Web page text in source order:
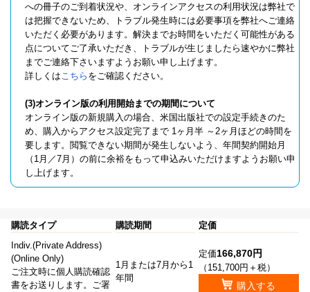
への冊子のご到着状況や、オンラインアクセスの利用状況は弊社で
は把握できないため、トラブル発生時には必要事項を弊社へご連絡
いただく必要があります。解決までお時間をいただく可能性がある
点についてご了承いただき、トラブルが生じましたら速やかに弊社
までご連絡下さいますようお願い申し上げます。
詳しくはこちら をご確認ください。
(3)オンライン版の利用開始までの期間について
オンライン版の新規購入の場合、米国出版社での設定手続きのた
め、購入からアクセス設定完了まで 1ヶ月半 ～2ヶ月ほどの時間を
要します。閲覧できない期間が発生しないよう、年間契約開始月
（1月／7月）の前に余裕をもって申込みいただけますようお願い申
し上げます。
購読タイプ 購読期間
定価
Indiv.(Private Address)
(Online Only)
ご注文時に個人購読確認
書をお送りします。ご署
1月または7月から1
年間
定価166,870円
（151,700円＋税）
購入する